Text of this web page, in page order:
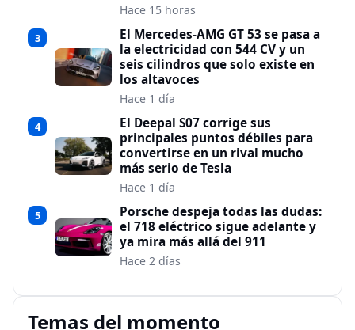
Hace 15 horas
3
El Mercedes-AMG GT 53 se pasa a
la electricidad con 544 CV y un
seis cilindros que solo existe en
los altavoces
Hace 1 día
4
El Deepal S07 corrige sus
principales puntos débiles para
convertirse en un rival mucho
más serio de Tesla
Hace 1 día
5
Porsche despeja todas las dudas:
el 718 eléctrico sigue adelante y
ya mira más allá del 911
Hace 2 días
Temas del momento